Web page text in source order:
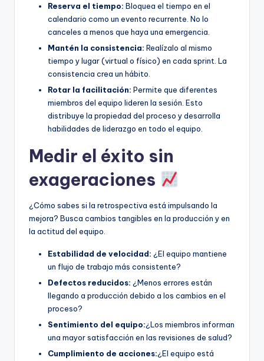
Reserva el tiempo: Bloquea el tiempo en el
calendario como un evento recurrente. No lo
canceles a menos que haya una emergencia.
Mantén la consistencia: Realízalo al mismo
tiempo y lugar (virtual o físico) en cada sprint. La
consistencia crea un hábito.
Rotar la facilitación: Permite que diferentes
miembros del equipo lideren la sesión. Esto
distribuye la propiedad del proceso y desarrolla
habilidades de liderazgo en todo el equipo.
Medir el éxito sin
exageraciones
¿Cómo sabes si la retrospectiva está impulsando la
mejora? Busca cambios tangibles en la producción y en
la actitud del equipo.
Estabilidad de velocidad: ¿El equipo mantiene
un flujo de trabajo más consistente?
Defectos reducidos: ¿Menos errores están
llegando a producción debido a los cambios en el
proceso?
Sentimiento del equipo:¿Los miembros informan
una mayor satisfacción en las revisiones de salud?
Cumplimiento de acciones:¿El equipo está